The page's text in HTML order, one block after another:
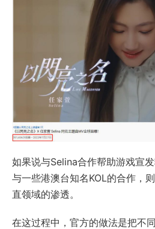
如果说与Selina合作帮助游戏宣
与一些港澳台知名KOL的合作，
直领域的渗透。
在这过程中，官方的做法是把不